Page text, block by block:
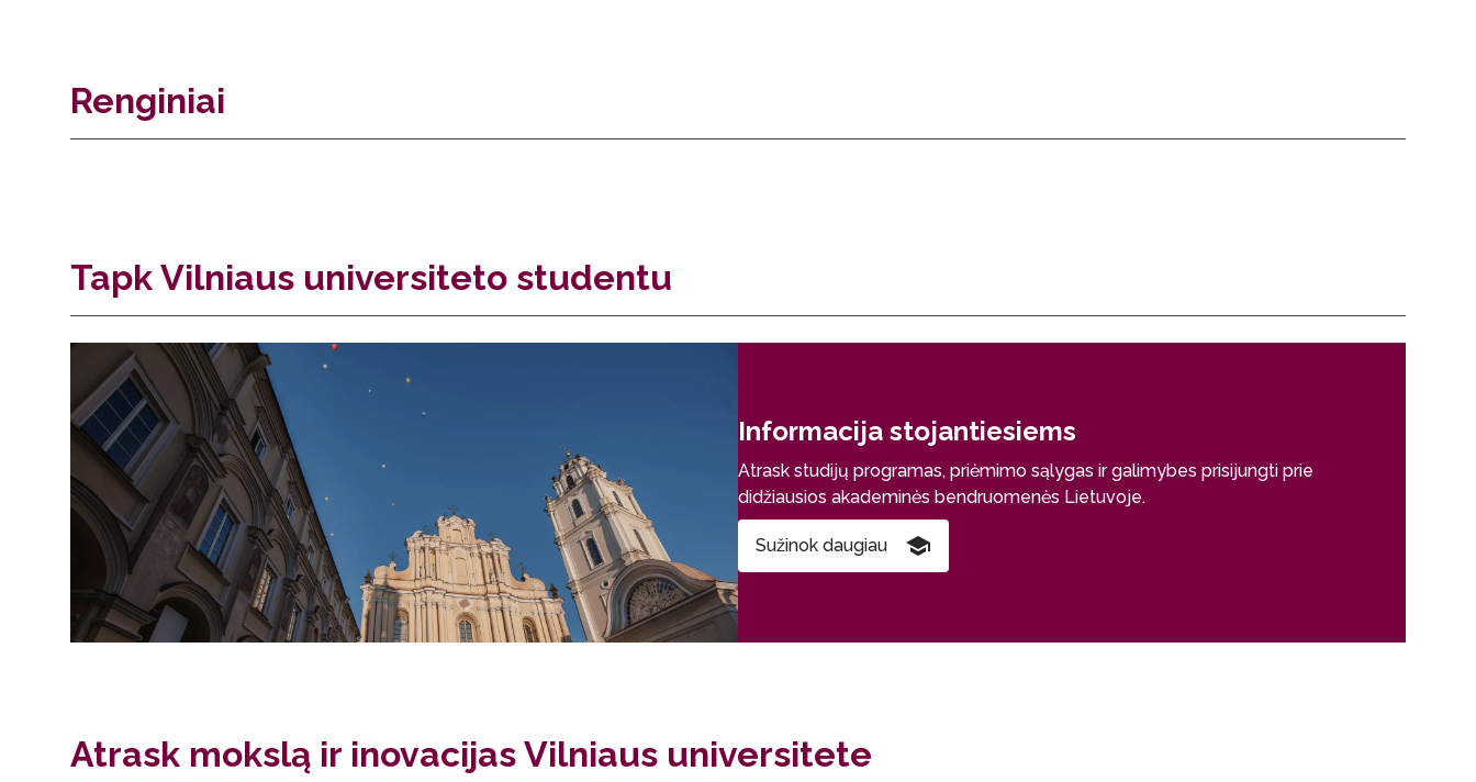
Renginiai
Tapk Vilniaus universiteto studentu
Informacija stojantiesiems
Atrask studijų programas, priėmimo sąlygas ir galimybes prisijungti prie
didžiausios akademinės bendruomenės Lietuvoje.
Sužinok daugiau
Atrask mokslą ir inovacijas Vilniaus universitete